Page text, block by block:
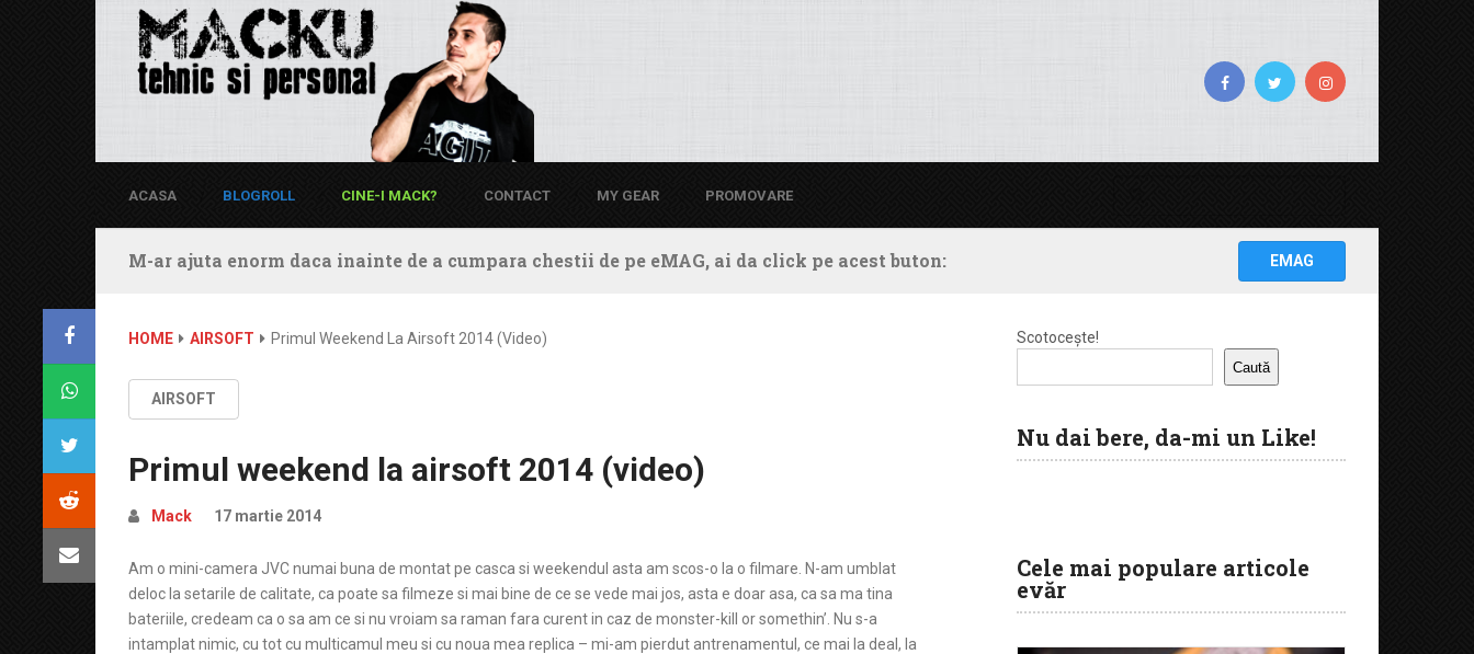
ACASA BLOGROLL CINE-I MACK? CONTACT MY GEAR PROMOVARE
M-ar ajuta enorm daca inainte de a cumpara chestii de pe eMAG, ai da click pe acest buton: EMAG
HOME AIRSOFT Primul Weekend La Airsoft 2014 (video)
AIRSOFT
Primul weekend la airsoft 2014 (video)
Mack 17 martie 2014
Am o mini-camera JVC numai buna de montat pe casca si weekendul asta am scos-o la o filmare. N-am umblat
deloc la setarile de calitate, ca poate sa filmeze si mai bine de ce se vede mai jos, asta e doar asa, ca sa ma tina
bateriile, credeam ca o sa am ce si nu vroiam sa raman fara curent in caz de monster-kill or somethin’. Nu s-a
intamplat nimic, cu tot cu multicamul meu si cu noua mea replica – mi-am pierdut antrenamentul, ce mai la deal, la
Scotocește!
Caută
Nu dai bere, da-mi un Like!
Cele mai populare articole
evăr